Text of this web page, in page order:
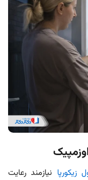
زیکورپا نیازمند رعایت